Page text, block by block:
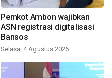
Pemkot Ambon wajibkan
ASN registrasi digitalisasi
Bansos
Selasa, 4 Agustus 2026